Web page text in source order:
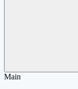
Main